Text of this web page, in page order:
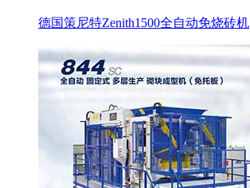
德国策尼特Zenith1500全自动免烧砖机